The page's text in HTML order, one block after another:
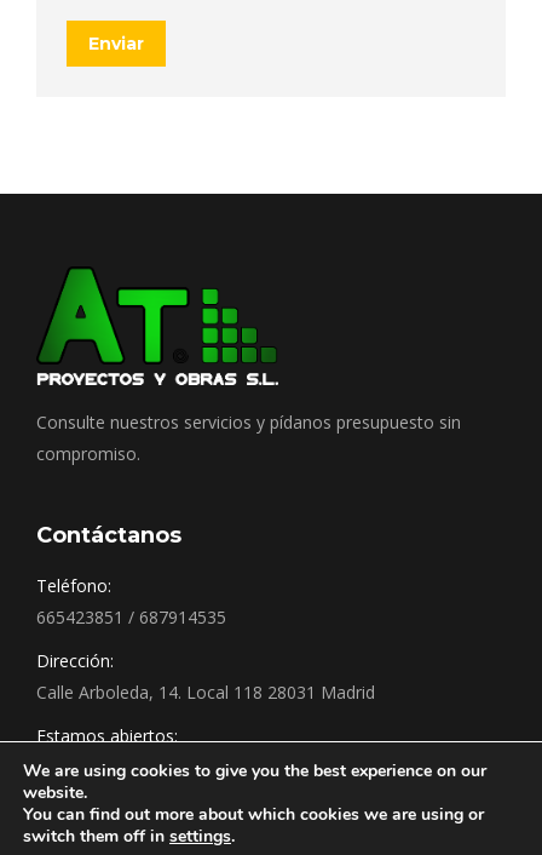
Enviar
Consulte nuestros servicios y pídanos presupuesto sin
compromiso.
Contáctanos
Teléfono:
665423851 / 687914535
Dirección:
Calle Arboleda, 14. Local 118 28031 Madrid
Estamos abiertos:
Siempre a su servicio.
We are using cookies to give you the best experience on our
website.
You can find out more about which cookies we are using or
switch them off in settings.